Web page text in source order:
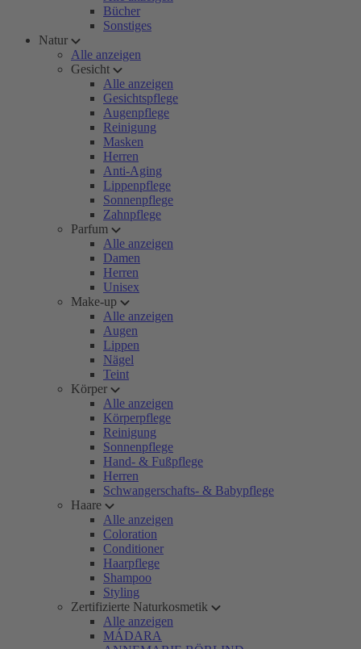
Bücher
Sonstiges
Natur
Alle anzeigen
Gesicht
Alle anzeigen
Gesichtspflege
Augenpflege
Reinigung
Masken
Herren
Anti-Aging
Lippenpflege
Sonnenpflege
Zahnpflege
Parfum
Alle anzeigen
Damen
Herren
Unisex
Make-up
Alle anzeigen
Augen
Lippen
Nägel
Teint
Körper
Alle anzeigen
Körperpflege
Reinigung
Sonnenpflege
Hand- & Fußpflege
Herren
Schwangerschafts- & Babypflege
Haare
Alle anzeigen
Coloration
Conditioner
Haarpflege
Shampoo
Styling
Zertifizierte Naturkosmetik
Alle anzeigen
MÁDARA